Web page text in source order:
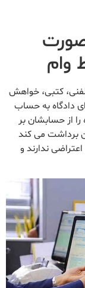
صورت
وام
کتبی، خواهش
دادگاه به حساب
از حسابشان بر
برداشت می کند
ندارند و